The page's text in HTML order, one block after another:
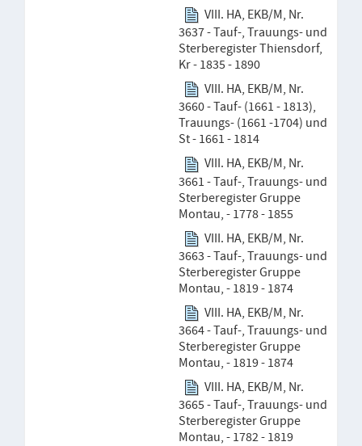
VIII. HA, EKB/M, Nr.
3637 - Tauf-, Trauungs- und
Sterberegister Thiensdorf,
Kr - 1835 - 1890
VIII. HA, EKB/M, Nr.
3660 - Tauf- (1661 - 1813),
Trauungs- (1661 -1704) und
St - 1661 - 1814
VIII. HA, EKB/M, Nr.
3661 - Tauf-, Trauungs- und
Sterberegister Gruppe
Montau, - 1778 - 1855
VIII. HA, EKB/M, Nr.
3663 - Tauf-, Trauungs- und
Sterberegister Gruppe
Montau, - 1819 - 1874
VIII. HA, EKB/M, Nr.
3664 - Tauf-, Trauungs- und
Sterberegister Gruppe
Montau, - 1819 - 1874
VIII. HA, EKB/M, Nr.
3665 - Tauf-, Trauungs- und
Sterberegister Gruppe
Montau, - 1782 - 1819